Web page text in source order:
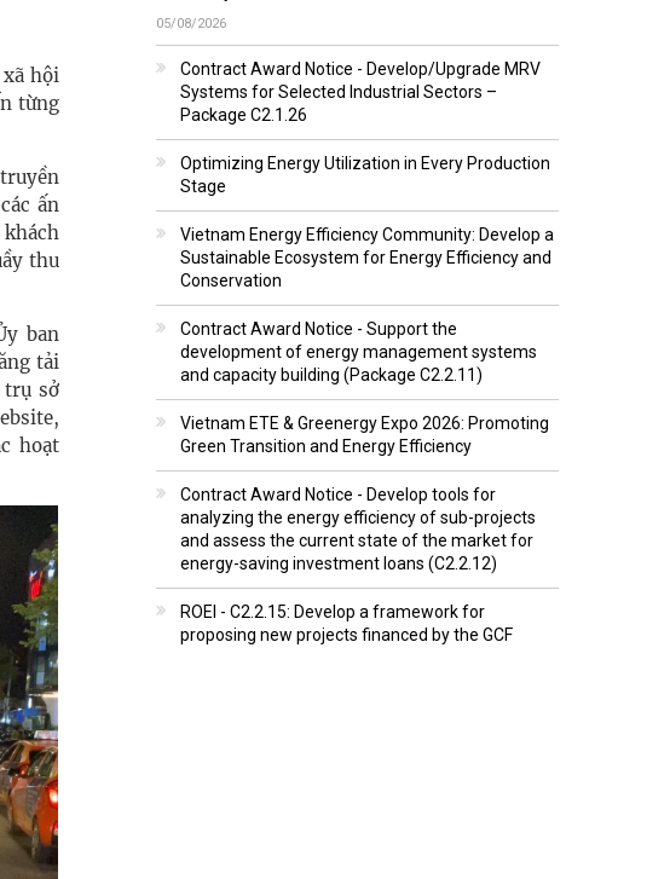
hội
từng
ấn
thu
ban
tải
trụ sở
hoạt
05/08/2026
Contract Award Notice - Develop/Upgrade MRV
Systems for Selected Industrial Sectors –
Package C2.1.26
Optimizing Energy Utilization in Every Production
Stage
Vietnam Energy Efficiency Community: Develop a
Sustainable Ecosystem for Energy Efficiency and
Conservation
Contract Award Notice - Support the
development of energy management systems
and capacity building (Package C2.2.11)
Vietnam ETE & Greenergy Expo 2026: Promoting
Green Transition and Energy Efficiency
Contract Award Notice - Develop tools for
analyzing the energy efficiency of sub-projects
and assess the current state of the market for
energy-saving investment loans (C2.2.12)
ROEI - C2.2.15: Develop a framework for
proposing new projects financed by the GCF